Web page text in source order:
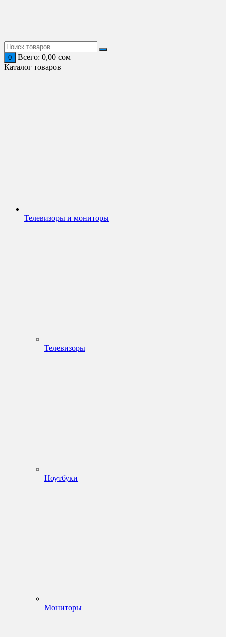
0 Всего: 0,00 сом
Каталог товаров
Телевизоры и мониторы
Телевизоры
Ноутбуки
Мониторы